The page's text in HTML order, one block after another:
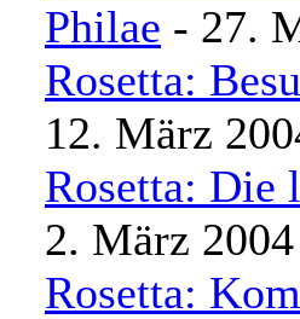
Philae - 27.
Rosetta:
12. März
Rosetta: Die
2. März 2004
Rosetta: